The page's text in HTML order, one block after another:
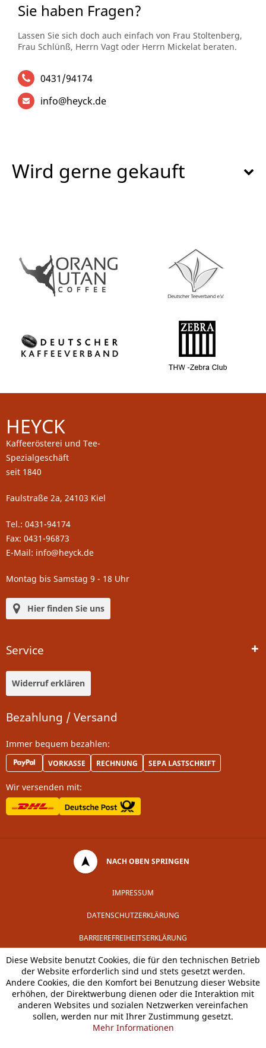
Sie haben Fragen?
Lassen Sie sich doch auch einfach von Frau Stoltenberg,
Frau Schlünß, Herrn Vagt oder Herrn Mickelat beraten.
0431/94174
info@heyck.de
Wird gerne gekauft
HEYCK
Kaffeerösterei und Tee-
Spezialgeschäft
seit 1840
Faulstraße 2a, 24103 Kiel
Tel.: 0431-94174
Fax: 0431-96873
E-Mail: info@heyck.de
Montag bis Samstag 9 - 18 Uhr
Hier finden Sie uns
Service
Widerruf erklären
Bezahlung / Versand
Immer bequem bezahlen:
VORKASSE RECHNUNG SEPA LASTSCHRIFT
Wir versenden mit:
NACH OBEN SPRINGEN
IMPRESSUM
DATENSCHUTZERKLÄRUNG
BARRIEREFREIHEITSERKLÄRUNG
Diese Website benutzt Cookies, die für den technischen Betrieb
der Website erforderlich sind und stets gesetzt werden.
Andere Cookies, die den Komfort bei Benutzung dieser Website
erhöhen, der Direktwerbung dienen oder die Interaktion mit
anderen Websites und sozialen Netzwerken vereinfachen
sollen, werden nur mit Ihrer Zustimmung gesetzt.
Mehr Informationen